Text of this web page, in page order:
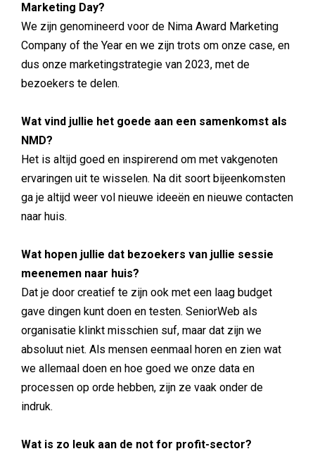
Marketing Day?
We zijn genomineerd voor de Nima Award Marketing
Company of the Year en we zijn trots om onze case, en
dus onze marketingstrategie van 2023, met de
bezoekers te delen.
Wat vind jullie het goede aan een samenkomst als
NMD?
Het is altijd goed en inspirerend om met vakgenoten
ervaringen uit te wisselen. Na dit soort bijeenkomsten
ga je altijd weer vol nieuwe ideeën en nieuwe contacten
naar huis.
Wat hopen jullie dat bezoekers van jullie sessie
meenemen naar huis?
Dat je door creatief te zijn ook met een laag budget
gave dingen kunt doen en testen. SeniorWeb als
organisatie klinkt misschien suf, maar dat zijn we
absoluut niet. Als mensen eenmaal horen en zien wat
we allemaal doen en hoe goed we onze data en
processen op orde hebben, zijn ze vaak onder de
indruk.
Wat is zo leuk aan de not for profit-sector?